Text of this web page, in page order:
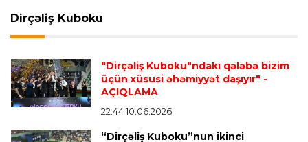
“Barselona”ya keçidinə razı salmaq istəyir
“Atletiko”nun futbolçusu “River Pleyt”ə keçir
Dirçəliş Kuboku
"Dirçəliş Kuboku"ndakı qələbə bizim
üçün xüsusi əhəmiyyət daşıyır" -
AÇIQLAMA
22:44 10.06.2026
“Dirçəliş Kuboku”nun ikinci